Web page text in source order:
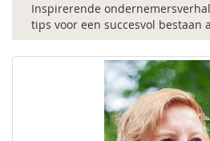
Inspirerende
tips voor een succesvol bestaan